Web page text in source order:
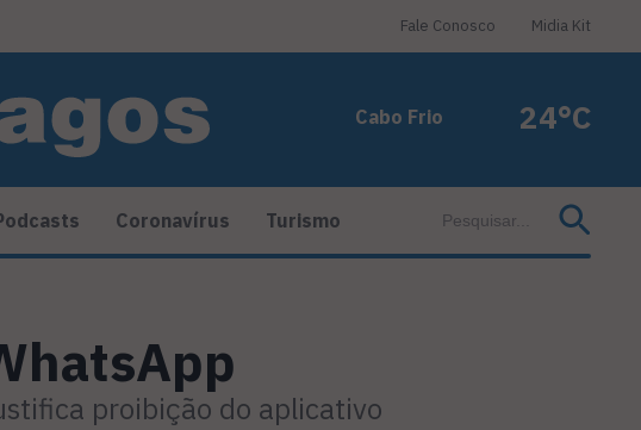
Fale Conosco Midia Kit
Cabo Frio 24°C
Coronavírus Turismo
proibição do aplicativo